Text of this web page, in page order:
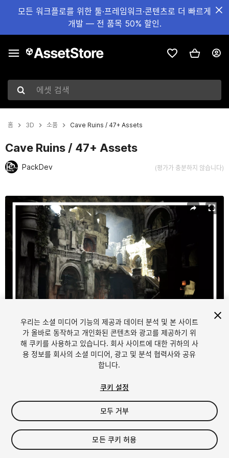
모든 워크플로를 위한 툴·프레임워크·콘텐츠로 더 빠르게
개발 — 전 품목 50% 할인.
에셋 검색
홈 3D 소품 Cave Ruins / 47+ Assets
Cave Ruins / 47+ Assets
PackDev (평가가 충분하지 않습니다)
현재 슬라이드: 1 / 22
1/22
$39.99
세금/부가세는 결제 시 반영됩니다.
우리는 소셜 미디어 기능의 제공과 데이터 분석 및 본 사이트
가 올바로 동작하고 개인화된 콘텐츠와 광고를 제공하기 위
해 쿠키를 사용하고 있습니다. 회사 사이트에 대한 귀하의 사
용 정보를 회사의 소셜 미디어, 광고 및 분석 협력사와 공유
합니다.
쿠키 설정
모두 거부
모든 쿠키 허용